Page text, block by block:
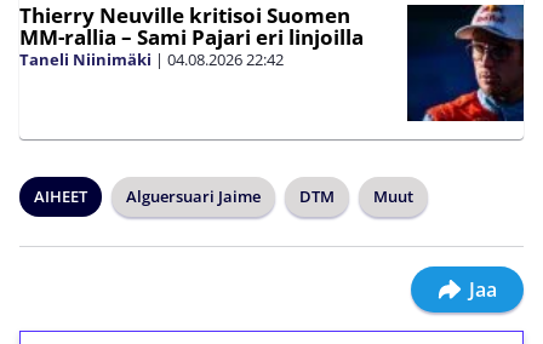
Thierry Neuville kritisoi Suomen
MM-rallia – Sami Pajari eri linjoilla
Taneli Niinimäki | 04.08.202622:42
AIHEET Alguersuari Jaime DTM Muut
Jaa